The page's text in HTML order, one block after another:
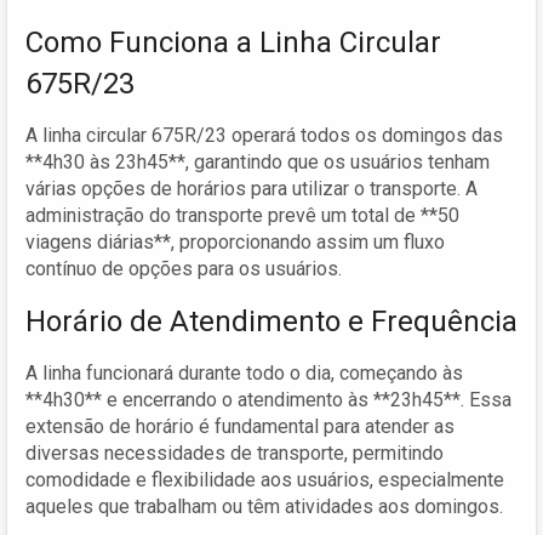
Como Funciona a Linha Circular
675R/23
A linha circular 675R/23 operará todos os domingos das
**4h30 às 23h45**, garantindo que os usuários tenham
várias opções de horários para utilizar o transporte. A
administração do transporte prevê um total de **50
viagens diárias**, proporcionando assim um fluxo
contínuo de opções para os usuários.
Horário de Atendimento e Frequência
A linha funcionará durante todo o dia, começando às
**4h30** e encerrando o atendimento às **23h45**. Essa
extensão de horário é fundamental para atender as
diversas necessidades de transporte, permitindo
comodidade e flexibilidade aos usuários, especialmente
aqueles que trabalham ou têm atividades aos domingos.